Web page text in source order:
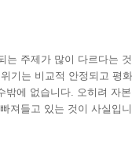
주제가 많이 다르다는
기는 비교적 안정되고 평
에 없습니다. 오히려 자
져들고 있는 것이 사실입